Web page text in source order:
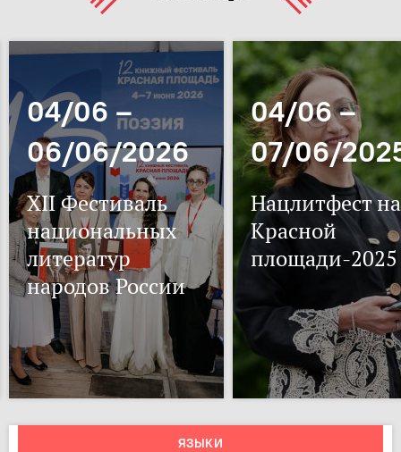
04/06 –
06/06/2026
XII Фестиваль
национальных
литератур
народов России
04/06 –
07/06/
Нацлитфест на
Красной
площади-2025
ЯЗЫКИ